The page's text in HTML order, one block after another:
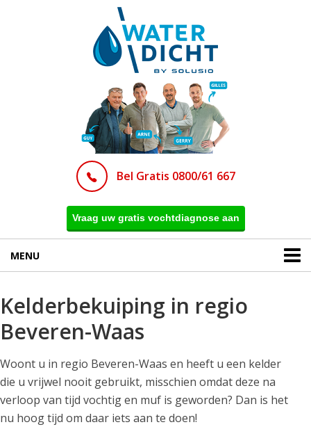
Bel Gratis 0800/61 667
Vraag uw gratis vochtdiagnose aan
MENU
Kelderbekuiping in regio
Beveren-Waas
Woont u in regio Beveren-Waas en heeft u een kelder
die u vrijwel nooit gebruikt, misschien omdat deze na
verloop van tijd vochtig en muf is geworden? Dan is het
nu hoog tijd om daar iets aan te doen!